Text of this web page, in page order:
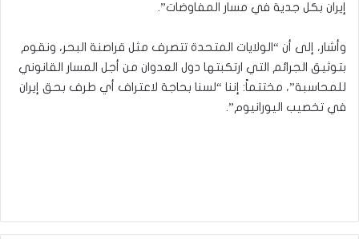
إيران بكل جدية في مسار المفاوضات”.
وأشار، إلى أن “الولايات المتحدة تتصرف مثل قراصنة البحر، ونقوم
بتوثيق الجرائم التي ارتكبتها دول العدوان من أجل المسار القانوني
للمحاسبة”، مختتماً: إننا “لسنا بحاجة لاعتراف أي طرف بحق إيران
في تخصيب اليورانيوم”.